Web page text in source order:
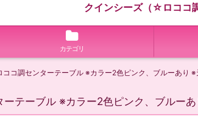
クインシーズ（☆ロココ
カテゴリ
コ調センターテーブル ※カラー2色ピンク、ブルーあり
テーブル ※カラー2色ピンク、ブルー